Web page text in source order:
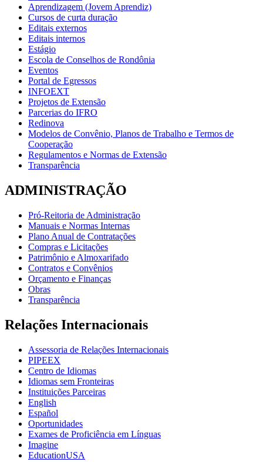
Aprendizagem (Jovem Aprendiz)
Cursos de curta duração
Editais externos
Editais internos
Estágio
Escola de Conselhos de Rondônia
Eventos
Portal de Egressos
INFOEXT
Projetos de Extensão
Parcerias do IFRO
Redinova
Modelos de Convênio, Planos de Trabalho e Termos de
Cooperação
Regulamentos e Normas de Extensão
Transparência
ADMINISTRAÇÃO
Pró-Reitoria de Administração
Manuais e Normas Internas
Plano Anual de Contratações
Compras e Licitações
Patrimônio e Almoxarifado
Contratos e Convênios
Orçamento e Finanças
Obras
Transparência
Relações Internacionais
Assessoria de Relações Internacionais
PIPEEX
Centro de Idiomas
Idiomas sem Fronteiras
Instituições Parceiras
English
Español
Oportunidades
Exames de Proficiência em Línguas
Imagine
EducationUSA